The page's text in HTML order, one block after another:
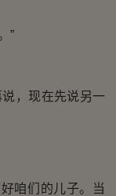
”
，现在先说另一
咱们的儿子。当